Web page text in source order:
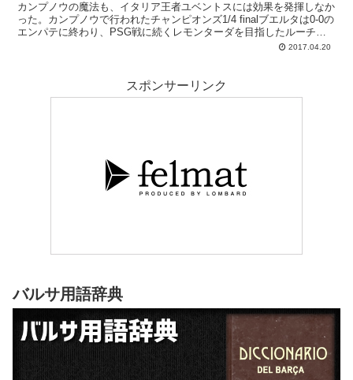
カンプノウの魔法も、イタリア王者ユベントスには効果を発揮しなか
った。カンプノウで行われたチャンピオンズ1/4 finalブエルタは0-0の
エンパテに終わり、PSG戦に続くレモンターダを目指したルーチョ
バルサの夢は実現することなく終了となりました。前日会見でのルイ
出した隙間を突いてのシュートはことごとく枠を捉えず、意地の1点
を奪うことも叶いませんでした。希望の光でカンプノウを沸かすこと
2017.04.20
スポンサーリンク
バルサ用語辞典